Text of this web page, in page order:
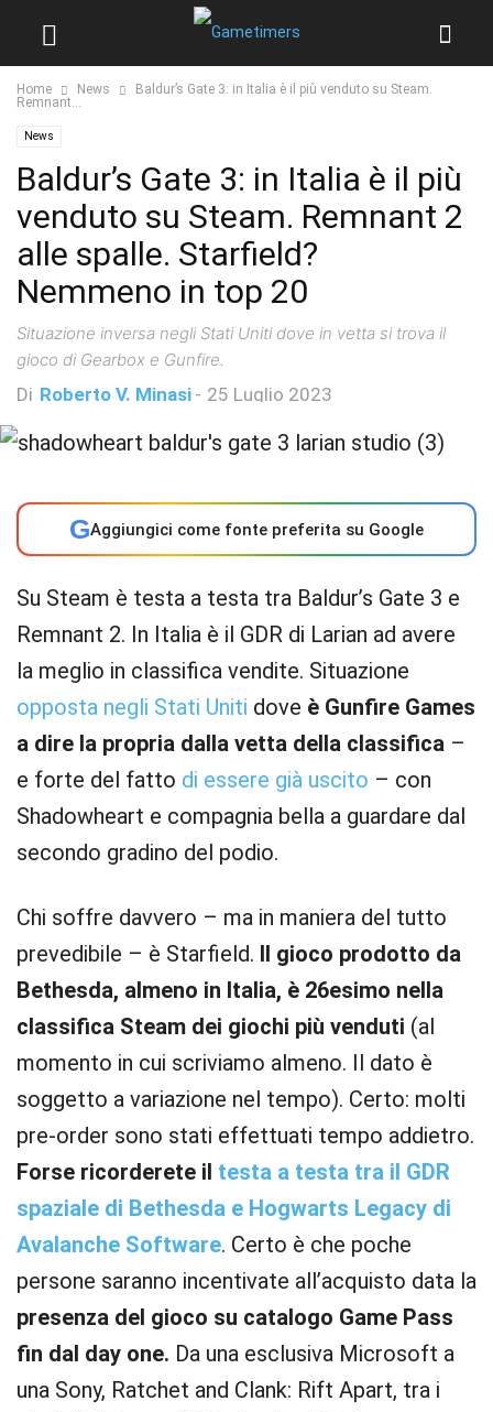
Home News
Baldur’s Gate 3: in Italia è il più venduto su Steam.
Remnant...
News
Baldur’s Gate 3: in Italia è il più
venduto su Steam. Remnant 2
alle spalle. Starfield?
Nemmeno in top 20
Situazione inversa negli Stati Uniti dove in vetta si trova il
gioco di Gearbox e Gunfire.
Di Roberto V. Minasi - 25 Luglio 2023
GAggiungici come fonte preferita su Google
Su Steam è testa a testa tra Baldur’s Gate 3 e
Remnant 2. In Italia è il GDR di Larian ad avere
la meglio in classifica vendite. Situazione
opposta negli Stati Uniti dove è Gunfire Games
a dire la propria dalla vetta della classifica –
e forte del fatto di essere già uscito – con
Shadowheart e compagnia bella a guardare dal
secondo gradino del podio.
Chi soffre davvero – ma in maniera del tutto
prevedibile – è Starfield. Il gioco prodotto da
Bethesda, almeno in Italia, è 26esimo nella
classifica Steam dei giochi più venduti (al
momento in cui scriviamo almeno. Il dato è
soggetto a variazione nel tempo). Certo: molti
pre-order sono stati effettuati tempo addietro.
Forse ricorderete il testa a testa tra il GDR
spaziale di Bethesda e Hogwarts Legacy di
Avalanche Software. Certo è che poche
persone saranno incentivate all’acquisto data la
presenza del gioco su catalogo Game Pass
fin dal day one. Da una esclusiva Microsoft a
una Sony, Ratchet and Clank: Rift Apart, tra i